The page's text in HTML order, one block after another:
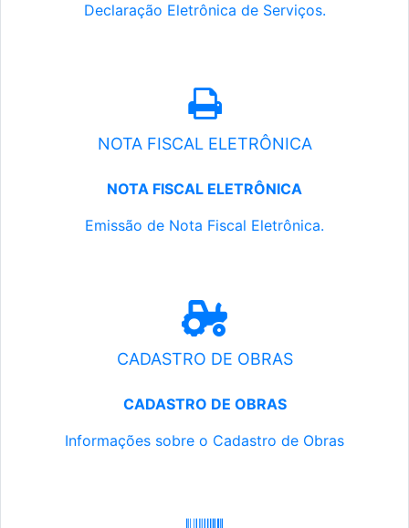
Declaração Eletrônica de Serviços.
NOTA FISCAL ELETRÔNICA
NOTA FISCAL ELETRÔNICA
Emissão de Nota Fiscal Eletrônica.
CADASTRO DE OBRAS
CADASTRO DE OBRAS
Informações sobre o Cadastro de Obras